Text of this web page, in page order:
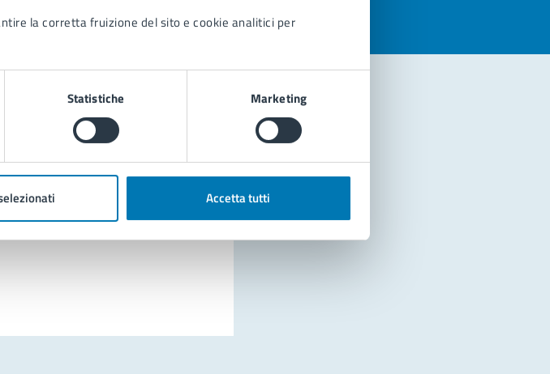
la corretta fruizione del sito e cookie analitici per
Statistiche Marketing
Accetta tutti